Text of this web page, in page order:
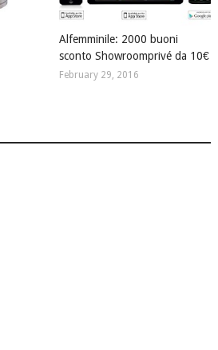
Alfemminile: 2000 buoni
sconto Showroomprivé da 10€
February 29, 2016